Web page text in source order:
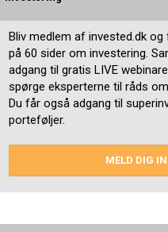
Bliv medlem af invested.dk
på 60 sider om investering.
adgang til gratis LIVE
spørge eksperterne til råds
Du får også adgang til
porteføljer.
MELD DIG